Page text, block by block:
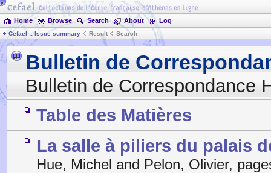
Home Browse Search About Log
Cefael :: Issue summary Result Search
Bulletin de
Bulletin de Correspondance
Table des Matières
La salle à piliers du palais
Hue, Michel and Pelon, Olivier,